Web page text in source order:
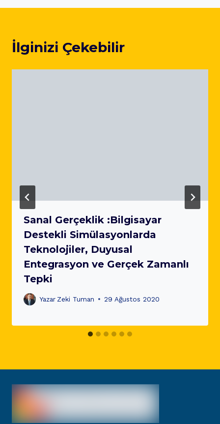
İlginizi Çekebilir
Sanal Gerçeklik :Bilgisayar
Destekli Simülasyonlarda
Teknolojiler, Duyusal
Entegrasyon ve Gerçek Zamanlı
Tepki
Yazar Zeki Tuman 29 Ağustos 2020